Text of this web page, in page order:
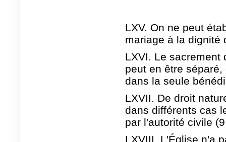
LXV. On ne peut
mariage à la dignité
LXVI. Le sacrement
peut en être
dans la seule
LXVII. De droit
dans différents cas
par l'autorité civile
LXVIII. L'Église n'a